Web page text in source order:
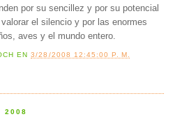
por su sencillez y por su potencial
el silencio y por las enormes
aves y el mundo entero.
EN3/28/2008 12:45:00 P. M.
2008